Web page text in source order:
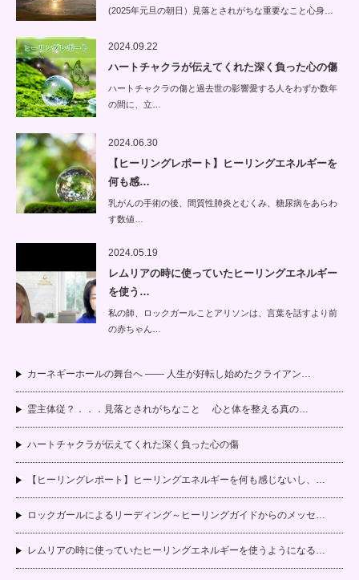
(2025年元旦の朝日）見落とされがちな重要なこと心身…
2024.09.22
ハートチャクラが伝えてくれた深く負った心の傷
ハートチャクラの傷と過去世の影響愛する人をわずか数年
の間に、立…
2024.06.30
【ヒーリングレポート】ヒーリングエネルギーを
何も感…
乳がんの手術の後、間質性肺炎とむくみ、糖尿病をあらわ
す数値…
2024.05.19
レムリアの時に使っていたヒーリングエネルギー
を使う…
私の師、ロックガールことアリソンは、言葉を話すより前
の赤ちゃん…
カーネギーホールの舞台へ —— 人生が好転し始めたクライアン…
霊主体従？．．．見落とされがちなこと 心と体を整える真の…
ハートチャクラが伝えてくれた深く負った心の傷
【ヒーリングレポート】ヒーリングエネルギーを何も感じないし、…
ロックガールによるリーディング～ヒーリングガイドからのメッセ…
レムリアの時に使っていたヒーリングエネルギーを使うようになる…